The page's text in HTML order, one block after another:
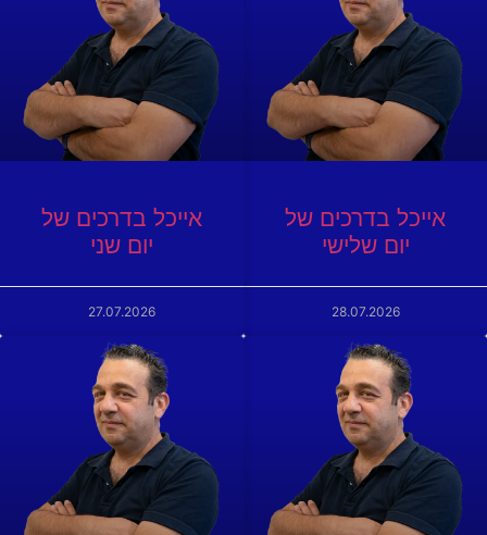
אייכל בדרכים של
יום שלישי
28.07.2026
אייכל בדרכים של
יום שני
27.07.2026